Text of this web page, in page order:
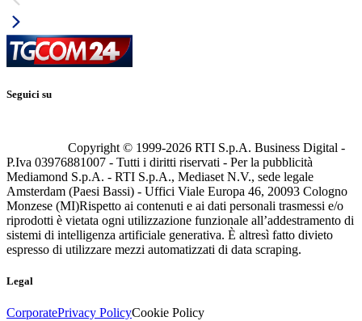
Seguici su
Copyright © 1999-2026 RTI S.p.A. Business Digital -
P.Iva 03976881007 - Tutti i diritti riservati - Per la pubblicità
Mediamond S.p.A. - RTI S.p.A., Mediaset N.V., sede legale
Amsterdam (Paesi Bassi) - Uffici Viale Europa 46, 20093 Cologno
Monzese (MI)Rispetto ai contenuti e ai dati personali trasmessi e/o
riprodotti è vietata ogni utilizzazione funzionale all’addestramento di
sistemi di intelligenza artificiale generativa. È altresì fatto divieto
espresso di utilizzare mezzi automatizzati di data scraping.
Legal
CorporatePrivacy PolicyCookie Policy